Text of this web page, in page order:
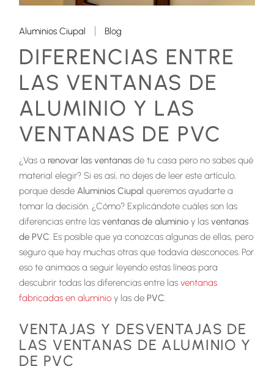
Aluminios Ciupal Blog
DIFERENCIAS ENTRE
LAS VENTANAS DE
ALUMINIO Y LAS
VENTANAS DE PVC
¿Vas a renovar las ventanas de tu casa pero no sabes qué
material elegir? Si es así, no dejes de leer este artículo,
porque desdeAluminios Ciupal queremos ayudarte a
tomar la decisión. ¿Cómo? Explicándote cuáles son las
diferencias entre lasventanas de aluminio y lasventanas
de PVC. Es posible que ya conozcas algunas de ellas, pero
seguro que hay muchas otras que todavía desconoces. Por
eso te animaos a seguir leyendo estas líneas para
descubrir todas las diferencias entre lasventanas
fabricadas en aluminio y las de PVC.
VENTAJAS Y DESVENTAJAS DE
LAS VENTANAS DE ALUMINIO Y
DE PVC